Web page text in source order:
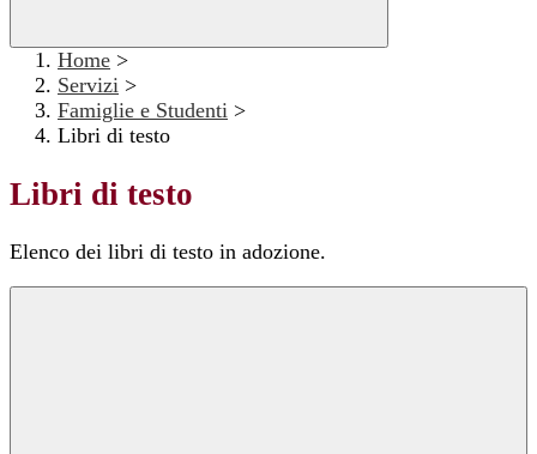
Home >
Servizi >
Famiglie e Studenti >
Libri di testo
Libri di testo
Elenco dei libri di testo in adozione.